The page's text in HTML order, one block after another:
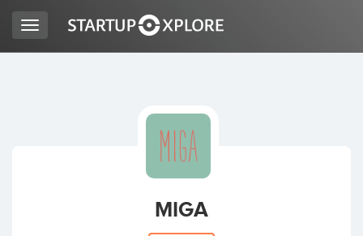
Toggle
navigation
MIGA